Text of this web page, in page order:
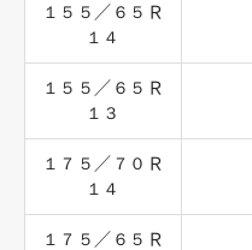
１５５／６５Ｒ
１４
１５５／６５Ｒ
１３
１７５／７０Ｒ
１４
１７５／６５Ｒ